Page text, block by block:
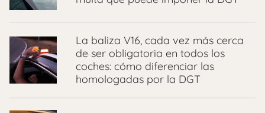
La baliza V16, cada vez más cerca
de ser obligatoria en todos los
coches: cómo diferenciar las
homologadas por la DGT